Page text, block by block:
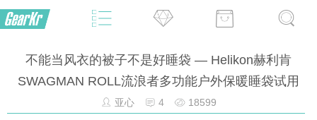
不能当风衣的被子不是好睡袋 — Helikon赫利肯
SWAGMAN ROLL流浪者多功能户外保暖睡袋试用
亚心 4 18599